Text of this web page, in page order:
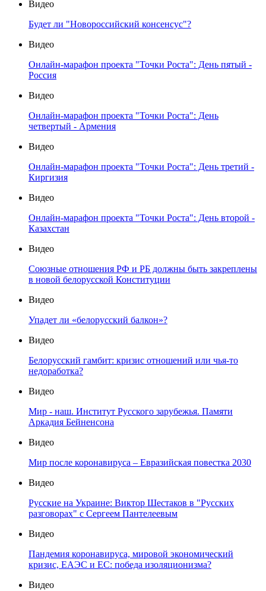
Видео
Будет ли "Новороссийский консенсус"?
Видео
Онлайн-марафон проекта "Точки Роста": День пятый -
Россия
Видео
Онлайн-марафон проекта "Точки Роста": День
четвертый - Армения
Видео
Онлайн-марафон проекта "Точки Роста": День третий -
Киргизия
Видео
Онлайн-марафон проекта "Точки Роста": День второй -
Казахстан
Видео
Союзные отношения РФ и РБ должны быть закреплены
в новой белорусской Конституции
Видео
Упадет ли «белорусский балкон»?
Видео
Белорусский гамбит: кризис отношений или чья-то
недоработка?
Видео
Мир - наш. Институт Русского зарубежья. Памяти
Аркадия Бейненсона
Видео
Мир после коронавируса – Евразийская повестка 2030
Видео
Русские на Украине: Виктор Шестаков в "Русских
разговорах" с Сергеем Пантелеевым
Видео
Пандемия коронавируса, мировой экономический
кризис, ЕАЭС и ЕС: победа изоляционизма?
Видео